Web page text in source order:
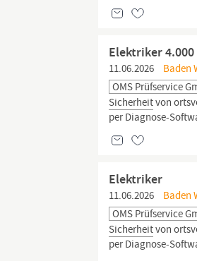
Elektriker
11.06.2026
Baden
OMS Prüfservice
Sicherheitvon
per Diagnose-
Elektriker
11.06.2026
Baden
OMS Prüfservice
Sicherheitvon
per Diagnose-